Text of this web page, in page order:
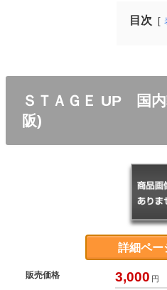
目次
ＳＴＡＧＥ UP 国
阪)
詳細ペー
販売価格 3,000 円